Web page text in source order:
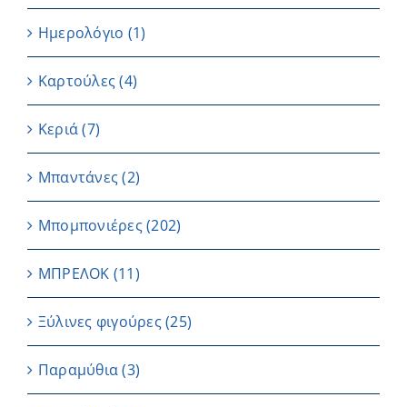
Ημερολόγιο (1)
Καρτούλες (4)
Κεριά (7)
Μπαντάνες (2)
Μπομπονιέρες(202)
ΜΠΡΕΛΟΚ (11)
Ξύλινες φιγούρες(25)
Παραμύθια (3)